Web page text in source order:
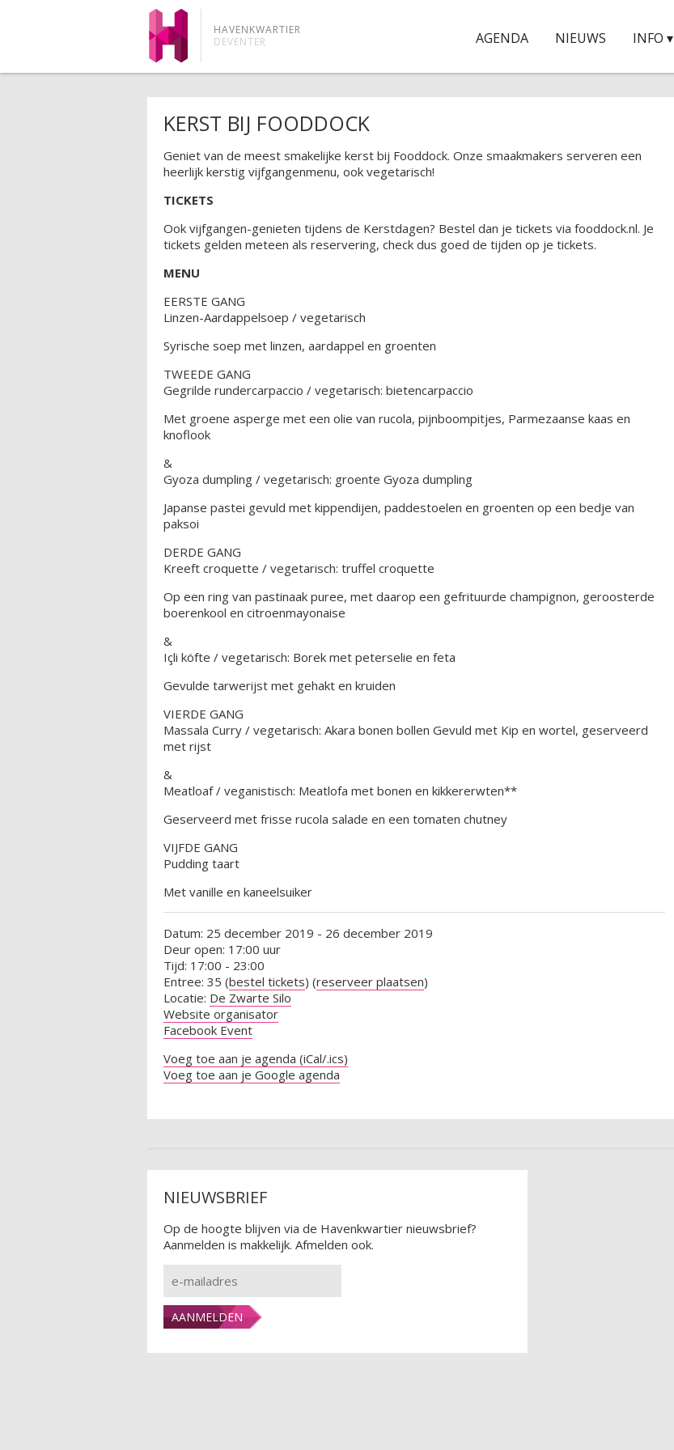
HAVENKWARTIER
DEVENTER
AGENDA NIEUWS INFO ▾
KERST BIJ FOODDOCK
Geniet van de meest smakelijke kerst bij Fooddock. Onze smaakmakers serveren een
heerlijk kerstig vijfgangenmenu, ook vegetarisch!
TICKETS
Ook vijfgangen-genieten tijdens de Kerstdagen? Bestel dan je tickets via fooddock.nl. Je
tickets gelden meteen als reservering, check dus goed de tijden op je tickets.
MENU
EERSTE GANG
Linzen-Aardappelsoep / vegetarisch
Syrische soep met linzen, aardappel en groenten
TWEEDE GANG
Gegrilde rundercarpaccio / vegetarisch: bietencarpaccio
Met groene asperge met een olie van rucola, pijnboompitjes, Parmezaanse kaas en
knoflook
&
Gyoza dumpling / vegetarisch: groente Gyoza dumpling
Japanse pastei gevuld met kippendijen, paddestoelen en groenten op een bedje van
paksoi
DERDE GANG
Kreeft croquette / vegetarisch: truffel croquette
Op een ring van pastinaak puree, met daarop een gefrituurde champignon, geroosterde
boerenkool en citroenmayonaise
&
Içli köfte / vegetarisch: Borek met peterselie en feta
Gevulde tarwerijst met gehakt en kruiden
VIERDE GANG
Massala Curry / vegetarisch: Akara bonen bollen Gevuld met Kip en wortel, geserveerd
met rijst
&
Meatloaf / veganistisch: Meatlofa met bonen en kikkererwten**
Geserveerd met frisse rucola salade en een tomaten chutney
VIJFDE GANG
Pudding taart
Met vanille en kaneelsuiker
Datum: 25 december 2019 - 26 december 2019
Deur open: 17:00 uur
Tijd: 17:00 - 23:00
Entree: 35 (bestel tickets) (reserveer plaatsen)
Locatie: De Zwarte Silo
Website organisator
Facebook Event
Voeg toe aan je agenda (iCal/.ics)
Voeg toe aan je Google agenda
NIEUWSBRIEF
Op de hoogte blijven via de Havenkwartier nieuwsbrief?
Aanmelden is makkelijk. Afmelden ook.